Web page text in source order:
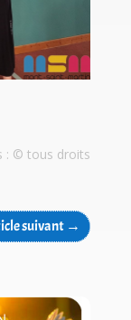
: © tous droits
suivant →